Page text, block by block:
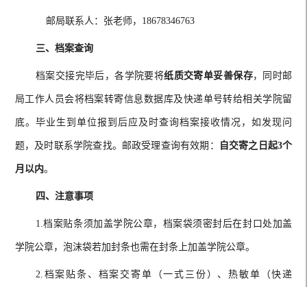
邮局联系人：张老师 ， 18678346763
三、档案查询
档案交接完毕后，各学院要将纸质交寄单妥善保存，同时邮
局工作人员会将档案转寄信息数据库及快递单号转给相关学院留
底。毕业生到单位报到后应及时查询档案接收情况，如发现问
题，及时联系学院查找。邮政受理查询有效期： 自交寄之日起3个
月以内。
四、注意事项
1.档案贴条须加盖学院公章，档案袋须密封后在封口处加盖
学院公章，泡沫袋若加封条也需在封条上加盖学院公章。
2.档案贴条、档案交寄单（一式三份）、热敏单（快递